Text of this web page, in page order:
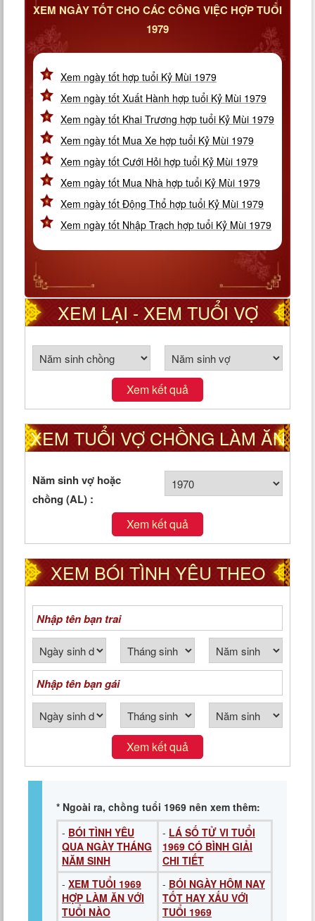
XEM NGÀY TỐT CHO CÁC CÔNG VIỆC HỢP TUỔI
1979
Xem ngày tốt hợp tuổi Kỷ Mùi 1979
Xem ngày tốt Xuất Hành hợp tuổi Kỷ Mùi 1979
Xem ngày tốt Khai Trương hợp tuổi Kỷ Mùi 1979
Xem ngày tốt Mua Xe hợp tuổi Kỷ Mùi 1979
Xem ngày tốt Cưới Hỏi hợp tuổi Kỷ Mùi 1979
Xem ngày tốt Mua Nhà hợp tuổi Kỷ Mùi 1979
Xem ngày tốt Động Thổ hợp tuổi Kỷ Mùi 1979
Xem ngày tốt Nhập Trạch hợp tuổi Kỷ Mùi 1979
XEM LẠI - XEM TUỔI VỢ
CHỒNG THEO CUNG PHI
Xem kết quả
XEM TUỔI VỢ CHỒNG LÀM ĂN
TỐT HAY XẤU
Năm sinh vợ hoặc
chồng (AL) :
Xem kết quả
XEM BÓI TÌNH YÊU THEO
NGÀY THÁNG NĂM SINH
Xem kết quả
* Ngoài ra, chồng tuổi 1969 nên xem thêm:
- BÓI TÌNH YÊU
QUA NGÀY THÁNG
NĂM SINH
- LÁ SỐ TỬ VI TUỔI
1969 CÓ BÌNH GIẢI
CHI TIẾT
- XEM TUỔI 1969
HỢP LÀM ĂN VỚI
TUỔI NÀO
- BÓI NGÀY HÔM NAY
TỐT HAY XẤU VỚI
TUỔI 1969